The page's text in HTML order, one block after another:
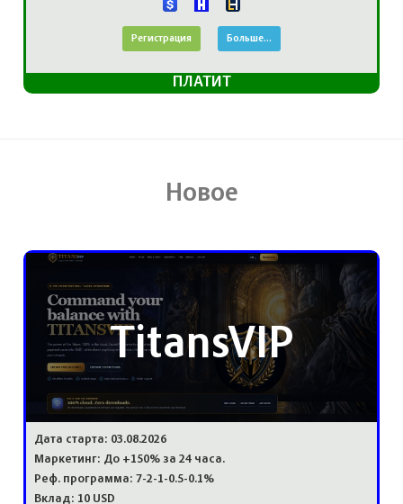
Регистрация Больше...
ПЛАТИТ
Новое
TitansVIP
Дата старта: 03.08.2026
Маркетинг: До +150% за 24 часа.
Реф. программа: 7-2-1-0.5-0.1%
Вклад: 10 USD